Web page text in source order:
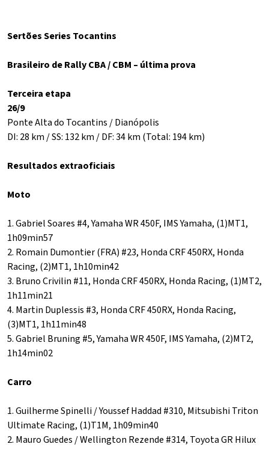
Sertões Series Tocantins
Brasileiro de Rally CBA / CBM – última prova
Terceira etapa
26/9
Ponte Alta do Tocantins / Dianópolis
DI: 28 km / SS: 132 km / DF: 34 km (Total: 194 km)
Resultados extraoficiais
Moto
1. Gabriel Soares #4, Yamaha WR 450F, IMS Yamaha, (1)MT1,
1h09min57
2. Romain Dumontier (FRA) #23, Honda CRF 450RX, Honda
Racing, (2)MT1, 1h10min42
3. Bruno Crivilin #11, Honda CRF 450RX, Honda Racing, (1)MT2,
1h11min21
4. Martin Duplessis #3, Honda CRF 450RX, Honda Racing,
(3)MT1, 1h11min48
5. Gabriel Bruning #5, Yamaha WR 450F, IMS Yamaha, (2)MT2,
1h14min02
Carro
1. Guilherme Spinelli / Youssef Haddad #310, Mitsubishi Triton
Ultimate Racing, (1)T1M, 1h09min40
2. Mauro Guedes / Wellington Rezende #314, Toyota GR Hilux